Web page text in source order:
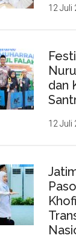
12 Juli
dan
12 Juli